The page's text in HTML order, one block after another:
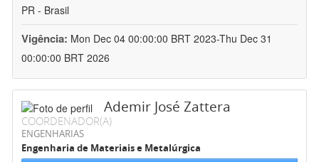
PR - Brasil
Vigência: Mon Dec 04 00:00:00 BRT 2023-Thu Dec 31
00:00:00 BRT 2026
Ademir José Zattera
COORDENADOR(A)
ENGENHARIAS
Engenharia de Materiais e Metalúrgica